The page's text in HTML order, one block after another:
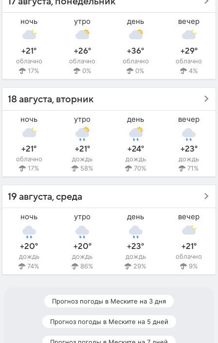
ночь
+21°
облачно
17%
утро
+26°
облачно
0%
день
+36°
облачно
0%
вечер
+29°
облачно
4%
18 августа, вторник
ночь
+21°
облачно
17%
утро
+21°
дождь
58%
день
+24°
дождь
70%
вечер
+23°
дождь
71%
19 августа, среда
ночь
+20°
дождь
74%
утро
+20°
дождь
86%
день
+23°
дождь
29%
вечер
+21°
облачно
9%
Прогноз погоды в Меските на 3 дня
Прогноз погоды в Меските на 5 дней